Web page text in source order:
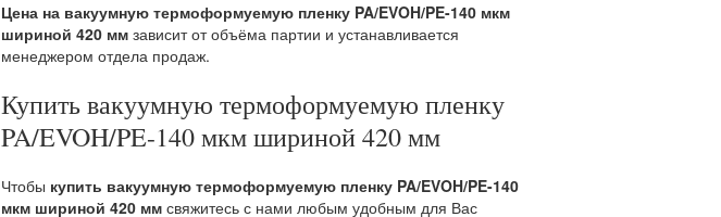
Цена на вакуумную термоформуемую пленку PA/EVOH/PE-140 мкм
шириной 420 мм зависит от объёма партии и устанавливается
менеджером отдела продаж.
Купить вакуумную термоформуемую пленку
PA/EVOH/PE-140 мкм шириной 420 мм
Чтобы купить вакуумную термоформуемую пленку PA/EVOH/PE-140
мкм шириной 420 мм свяжитесь с нами любым удобным для Вас